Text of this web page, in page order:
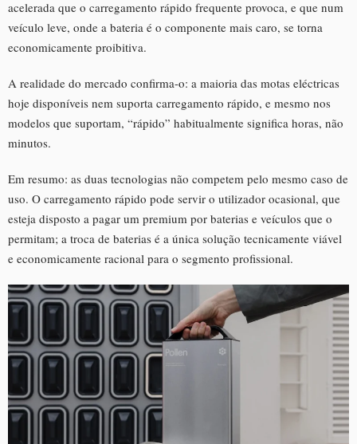
acelerada que o carregamento rápido frequente provoca, e que num
veículo leve, onde a bateria é o componente mais caro, se torna
economicamente proibitiva.
A realidade do mercado confirma-o: a maioria das motas eléctricas
hoje disponíveis nem suporta carregamento rápido, e mesmo nos
modelos que suportam, “rápido” habitualmente significa horas, não
minutos.
Em resumo: as duas tecnologias não competem pelo mesmo caso de
uso. O carregamento rápido pode servir o utilizador ocasional, que
esteja disposto a pagar um premium por baterias e veículos que o
permitam; a troca de baterias é a única solução tecnicamente viável
e economicamente racional para o segmento profissional.